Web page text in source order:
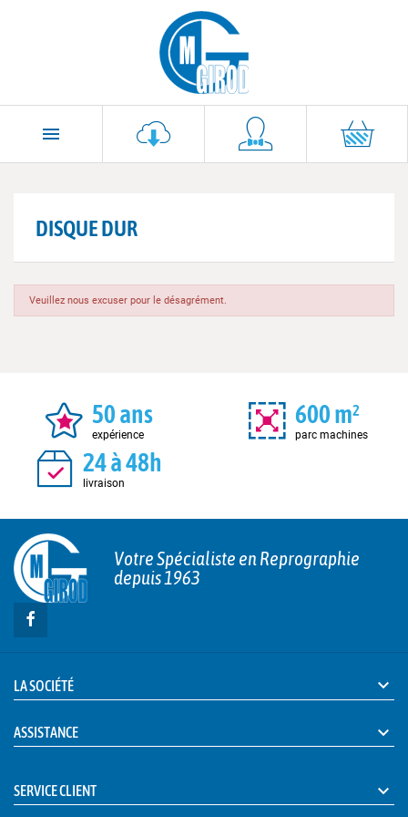

DISQUE DUR
Veuillez nous excuser pour le désagrément.
50 ans
expérience
600 m²
parc machines
24 à 48h
livraison
Votre Spécialiste en Reprographie
depuis 1963
LA SOCIÉTÉ 
ASSISTANCE 
SERVICE CLIENT 